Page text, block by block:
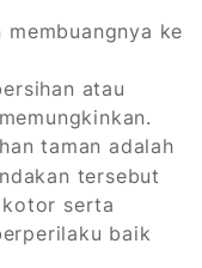
ke
atau
taman adalah
tersebut
serta
baik